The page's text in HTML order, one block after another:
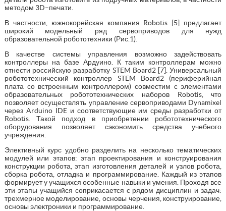
методом 3D–печати.
В частности, южнокорейская компания Robotis [5] предлагает
широкий модельный ряд сервоприводов для нужд
образовательной робототехники (Рис.1).
В качестве системы управления возможно задействовать
контроллеры на базе Ардуино. К таким контроллерам можно
отнести российскую разработку STEM Board2 [7]. Универсальный
робототехнический контроллер STEM Board2 (периферийная
плата со встроенным контроллером) совместим с элементами
образовательных робототехнических наборов Robotis, что
позволяет осуществлять управление сервоприводами Dynamixel
через Arduino IDE и соответствующие им среды разработки от
Robotis. Такой подход в приобретении робототехнического
оборудования позволяет сэкономить средства учебного
учреждения.
Элективный курс удобно разделить на несколько тематических
модулей или этапов: этап проектирования и конструирования
конструкции робота, этап изготовления деталей и узлов робота,
сборка робота, отладка и программирование. Каждый из этапов
формирует у учащихся особенные навыки и умения. Проходя все
эти этапы учащийся соприкасается с рядом дисциплин и задач:
трехмерное моделирование, основы черчения, конструирование,
основы электроники и программирование.